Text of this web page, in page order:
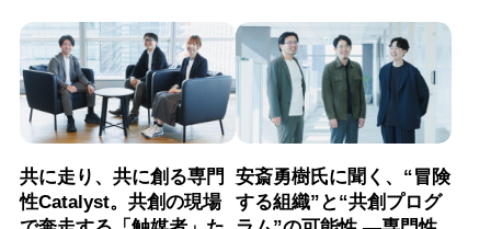
共に走り、共に創る専門
性Catalyst。共創の現場
安斎勇樹氏に聞く、“冒険
する組織”と“共創プログ